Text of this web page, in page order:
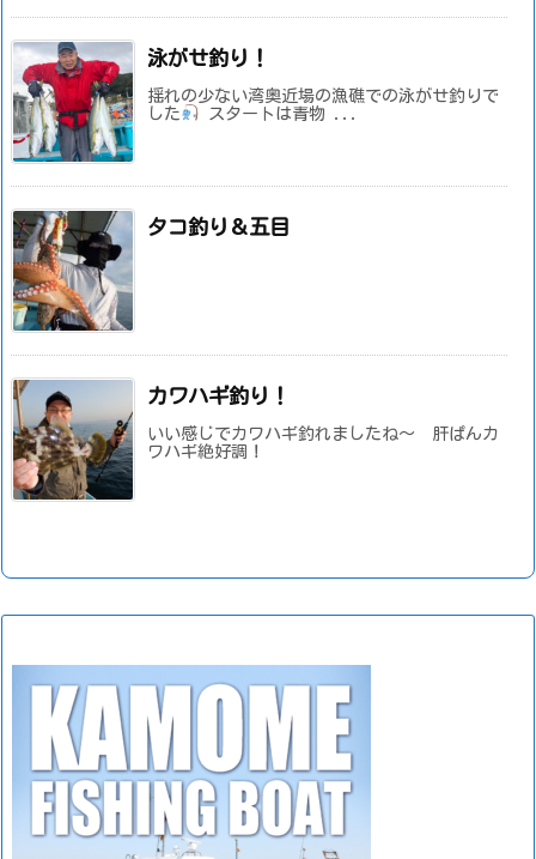
泳がせ釣り！
揺れの少ない湾奥近場の漁礁での泳がせ釣りで
した
スタートは青物 ...
タコ釣り＆五目
カワハギ釣り！
いい感じでカワハギ釣れましたね～ 肝ぱんカ
ワハギ絶好調！